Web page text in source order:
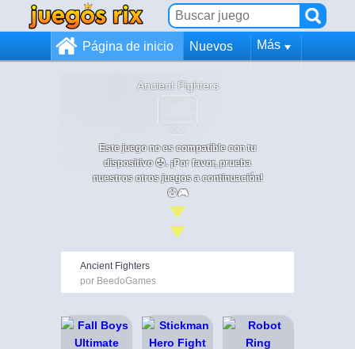
Página de inicio Nuevos Más
Ancient Fighters
Este juego no es compatible con tu
dispositivo 😞. ¡Por favor, prueba
nuestros otros juegos a continuación!
😄🎮
Ancient Fighters
por BeedoGames